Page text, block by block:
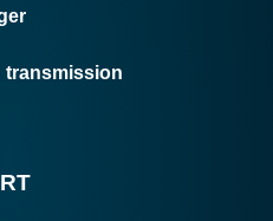
transmission